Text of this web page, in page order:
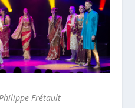
Frétault